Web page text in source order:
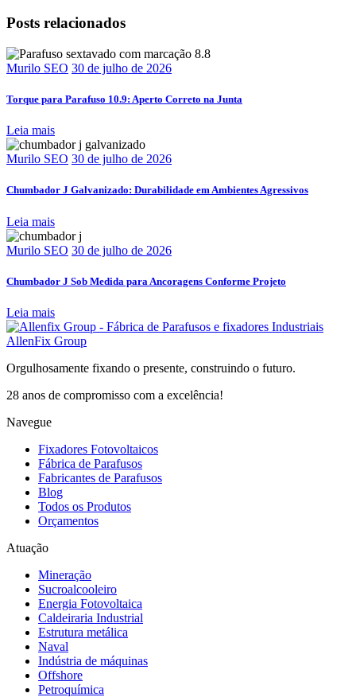
Posts relacionados
Murilo SEO 30 de julho de 2026
Torque para Parafuso 10.9: Aperto Correto na Junta
Leia mais
Murilo SEO 30 de julho de 2026
Chumbador J Galvanizado: Durabilidade em Ambientes Agressivos
Leia mais
Murilo SEO 30 de julho de 2026
Chumbador J Sob Medida para Ancoragens Conforme Projeto
Leia mais
AllenFix Group
Orgulhosamente fixando o presente, construindo o futuro.
28 anos de compromisso com a excelência!
Navegue
Fixadores Fotovoltaicos
Fábrica de Parafusos
Fabricantes de Parafusos
Blog
Todos os Produtos
Orçamentos
Atuação
Mineração
Sucroalcooleiro
Energia Fotovoltaica
Caldeiraria Industrial
Estrutura metálica
Naval
Indústria de máquinas
Offshore
Petroquímica